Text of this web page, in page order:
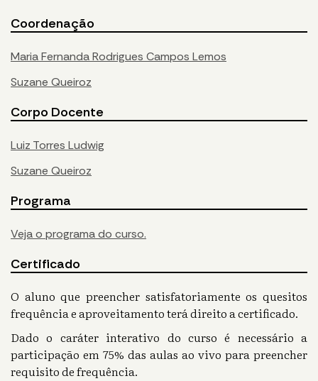
Coordenação
Maria Fernanda Rodrigues Campos Lemos
Suzane Queiroz
Corpo Docente
Luiz Torres Ludwig
Suzane Queiroz
Programa
Veja o programa do curso.
Certificado
O aluno que preencher satisfatoriamente os quesitos
frequência e aproveitamento terá direito a certificado.
Dado o caráter interativo do curso é necessário a
participação em 75% das aulas ao vivo para preencher
requisito de frequência.